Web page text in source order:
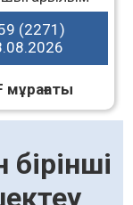
(2271)
мұрағаты